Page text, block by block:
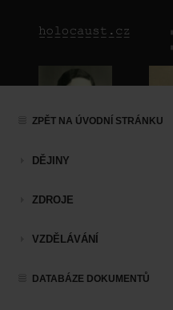
ZPĚT NA ÚVODNÍ STRÁNKU
DĚJINY
ZDROJE
VZDĚLÁVÁNÍ
DATABÁZE DOKUMENTŮ